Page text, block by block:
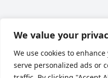
We value your
We use cookies to
serve personalized ads or
Наверх